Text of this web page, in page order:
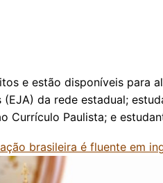
e estão disponíveis para
da rede estadual;
Currículo Paulista; e
brasileira é fluente em